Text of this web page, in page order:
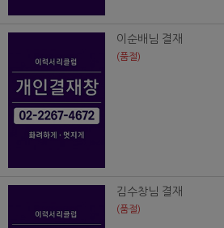
이순배님 결재
(품절)
김수창님 결재
(품절)